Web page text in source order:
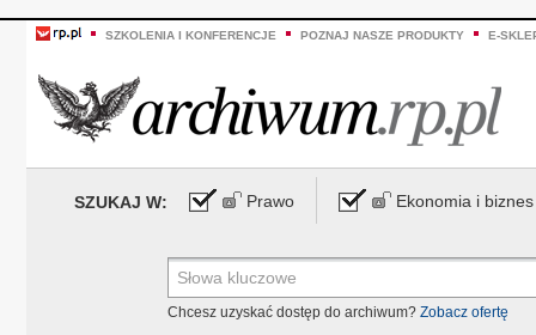
SZKOLENIA I KONFERENCJE POZNAJ NASZE PRODUKTY E-
SZUKAJ W: Prawo Ekonomia i biznes
Chcesz uzyskać dostęp do archiwum? Zobacz ofertę